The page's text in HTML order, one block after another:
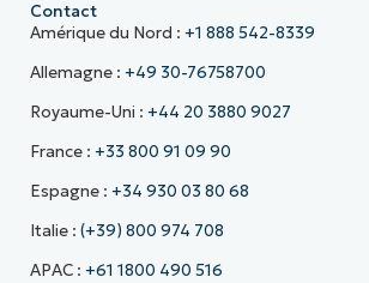
Contact
Amérique du Nord : +1 888 542-8339
Allemagne : +49 30-76758700
Royaume-Uni : +44 20 3880 9027
France : +33 800 91 09 90
Espagne : +34 930 03 80 68
Italie : (+39) 800 974 708
APAC : +61 1800 490 516